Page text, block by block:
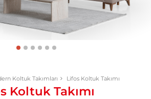
Koltuk Takımları Lifos Koltuk Takımı
Koltuk Takımı